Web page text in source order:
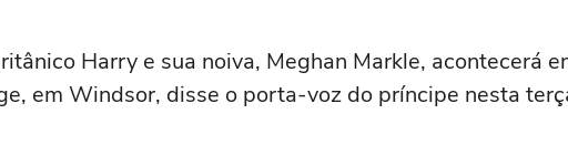
Harry e sua noiva, Meghan Markle, acontecerá
em Windsor, disse o porta-voz do príncipe nesta